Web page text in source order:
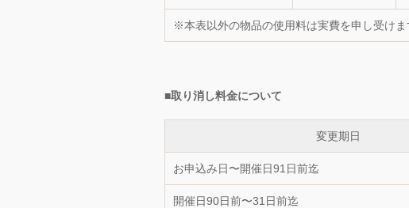
※本表以外の物品の使用料は実費を申し受けま
■取り消し料金について
変更期日
お申込み日〜開催日91日前迄
開催日90日前〜31日前迄